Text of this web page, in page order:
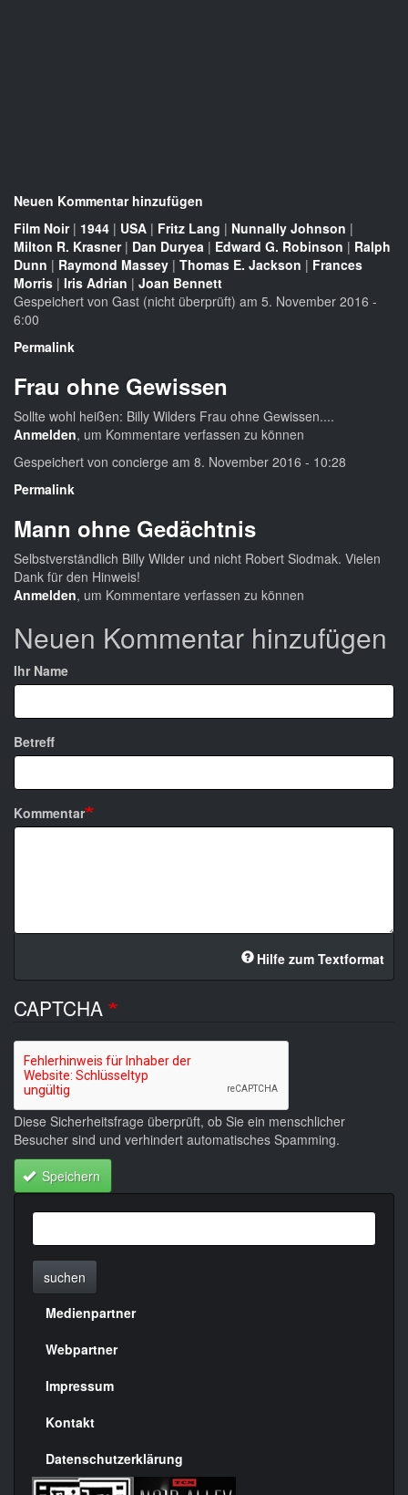
Neuen Kommentar hinzufügen
Film Noir| 1944 | USA | Fritz Lang | Nunnally Johnson |
Milton R. Krasner| Dan Duryea | Edward G. Robinson | Ralph
Dunn | Raymond Massey | Thomas E. Jackson | Frances
Morris | Iris Adrian | Joan Bennett
Gespeichert von Gast (nicht überprüft) am 5. November 2016 -
6:00
Permalink
Frau ohne Gewissen
Sollte wohl heißen: Billy Wilders Frau ohne Gewissen....
Anmelden, um Kommentare verfassen zu können
Gespeichert von concierge am 8. November 2016 - 10:28
Permalink
Mann ohne Gedächtnis
Selbstverständlich Billy Wilder und nicht Robert Siodmak. Vielen
Dank für den Hinweis!
Anmelden, um Kommentare verfassen zu können
Neuen Kommentar hinzufügen
Ihr Name
Betreff
Kommentar
Hilfe zum Textformat
CAPTCHA
Diese Sicherheitsfrage überprüft, ob Sie ein menschlicher
Besucher sind und verhindert automatisches Spamming.
Speichern
suchen
Menülinks
rechte
Seite
Medienpartner
Webpartner
Impressum
Kontakt
Datenschutzerklärung